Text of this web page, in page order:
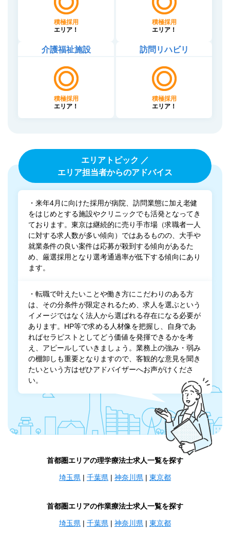
積極採用
エリア！
積極採用
エリア！
介護福祉施設
積極採用
エリア！
訪問リハビリ
積極採用
エリア！
エリアトピック ／
エリア担当者からのアドバイス
・来年4月に向けた採用が病院、訪問業態に加え老健
をはじめとする施設やクリニックでも活発となってき
ております。東京は継続的に売り手市場（求職者一人
に対する求人数が多い傾向）ではあるものの、大手や
就業条件の良い案件は応募が殺到する傾向があるた
め、厳選採用となり選考通過率が低下する傾向にあり
ます。
・転職で叶えたいことや働き方にこだわりのある方
は、その分条件が限定されるため、求人を選ぶという
イメージではなく法人から選ばれる存在になる必要が
あります。HP等で求める人材像を把握し、自身であ
ればセラピストとしてどう価値を発揮できるかを考
え、アピールしていきましょう。業務上の強み・弱み
の棚卸しも重要となりますので、客観的な意見を聞き
たいという方はぜひアドバイザーへお声がけくださ
い。
首都圏エリアの理学療法士求人一覧を探す
埼玉県 | 千葉県 | 神奈川県 | 東京都
首都圏エリアの作業療法士求人一覧を探す
埼玉県 | 千葉県 | 神奈川県 | 東京都